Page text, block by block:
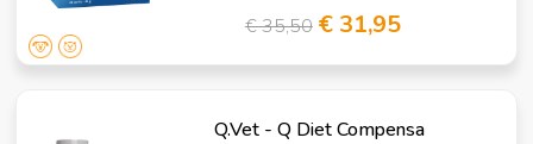
€ 35,50 € 31,95
Q.Vet - Q Diet Compensa